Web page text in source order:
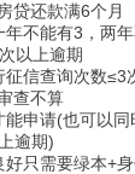
贷还款满6个月
不能有3，两
以上逾期
信查询次数≤3
查不算
申请(也可以同
逾期)
只需要绿本+